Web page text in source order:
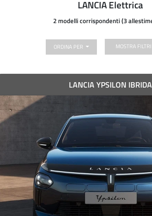
LANCIA Elettrica
2 modelli corrispondenti (3
ORDINA PER MOSTRA FILTRI
LANCIA YPSILON IBRIDA